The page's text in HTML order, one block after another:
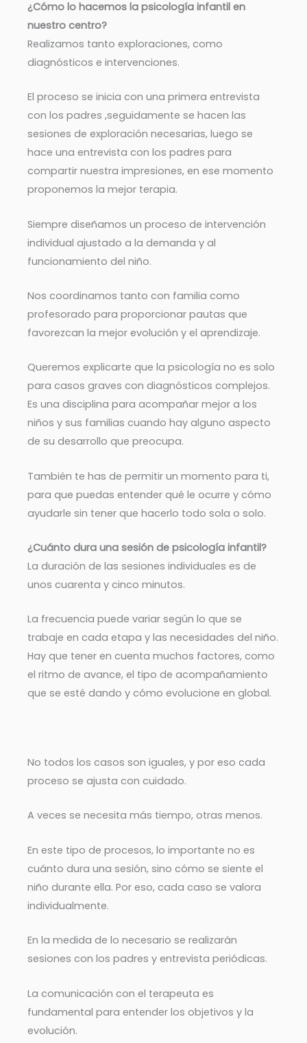
¿Cómo lo hacemos la psicología infantil en
nuestro centro?
Realizamos tanto exploraciones, como
diagnósticos e intervenciones.
El proceso se inicia con una primera entrevista
con los padres ,seguidamente se hacen las
sesiones de exploración necesarias, luego se
hace una entrevista con los padres para
compartir nuestra impresiones, en ese momento
proponemos la mejor terapia.
Siempre diseñamos un proceso de intervención
individual ajustado a la demanda y al
funcionamiento del niño.
Nos coordinamos tanto con familia como
profesorado para proporcionar pautas que
favorezcan la mejor evolución y el aprendizaje.
Queremos explicarte que la psicología no es solo
para casos graves con diagnósticos complejos.
Es una disciplina para acompañar mejor a los
niños y sus familias cuando hay alguno aspecto
de su desarrollo que preocupa.
También te has de permitir un momento para ti,
para que puedas entender qué le ocurre y cómo
ayudarle sin tener que hacerlo todo sola o solo.
¿Cuánto dura una sesión de psicología infantil?
La duración de las sesiones individuales es de
unos cuarenta y cinco minutos.
La frecuencia puede variar según lo que se
trabaje en cada etapa y las necesidades del niño.
Hay que tener en cuenta muchos factores, como
el ritmo de avance, el tipo de acompañamiento
que se esté dando y cómo evolucione en global.
No todos los casos son iguales, y por eso cada
proceso se ajusta con cuidado.
A veces se necesita más tiempo, otras menos.
En este tipo de procesos, lo importante no es
cuánto dura una sesión, sino cómo se siente el
niño durante ella. Por eso, cada caso se valora
individualmente.
En la medida de lo necesario se realizarán
sesiones con los padres y entrevista periódicas.
La comunicación con el terapeuta es
fundamental para entender los objetivos y la
evolución.